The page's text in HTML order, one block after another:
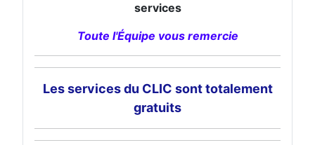
services
Toute l'Équipe vous remercie
Les services du CLIC sont totalement
gratuits